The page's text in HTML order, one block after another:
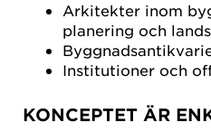
Arkitekter inom
planering och
Institutioner och
KONCEPTET ÄR